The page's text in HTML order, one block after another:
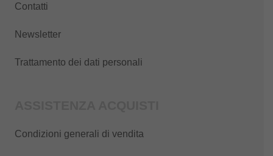
Contatti
Newsletter
Trattamento dei dati personali
Condizioni generali di vendita